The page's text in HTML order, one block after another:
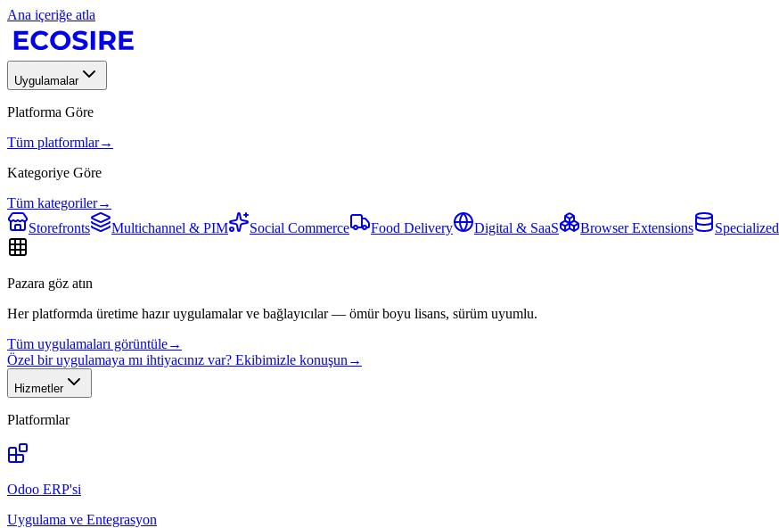
Ana içeriğe atla
Uygulamalar
Platforma Göre
Tüm platformlar→
Kategoriye Göre
Tüm kategoriler→
Storefronts
Multichannel & PIM Social Commerce Food Delivery Digital & SaaS Browser Extensions Specialized
Pazara göz atın
Her platformda üretime hazır uygulamalar ve bağlayıcılar — ömür boyu lisans, sürüm uyumlu.
Tüm uygulamaları görüntüle→
Özel bir uygulamaya mı ihtiyacınız var? Ekibimizle konuşun →
Hizmetler
Platformlar
Odoo ERP'si
Uygulama ve Entegrasyon